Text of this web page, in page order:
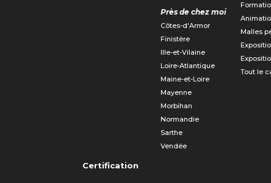
Près de chez moi
Côtes-d'Armor
Finistère
Ille-et-Vilaine
Loire-Atlantique
Maine-et-Loire
Mayenne
Morbihan
Normandie
Sarthe
Vendée
Malles
Tout le
Certification